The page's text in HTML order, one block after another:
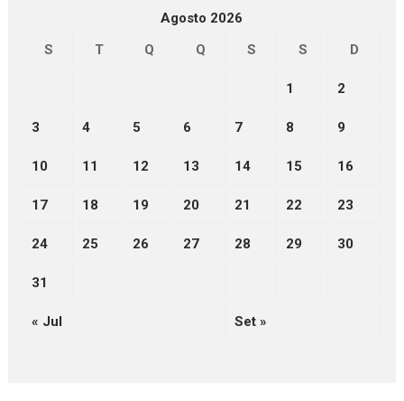
Agosto 2026
S
T Q Q S S D
1 2
3 4 5 6 7 8 9
10 11 12 13 14 15 16
17 18 19 20 21 22 23
24 25 26 27 28 29 30
31
« Jul Set »